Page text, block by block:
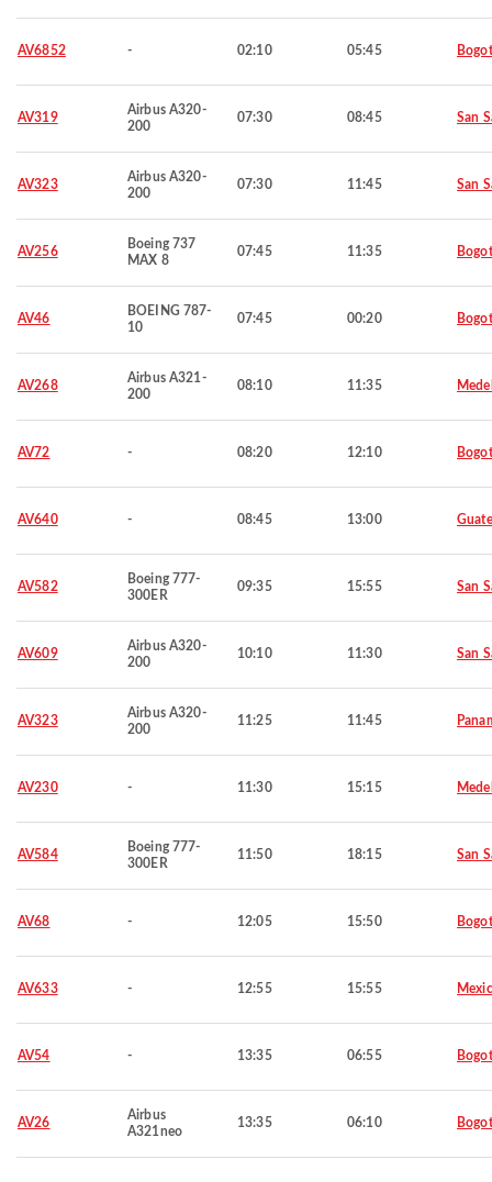
AV6852 - 02:10 05:45
AV319
Airbus A320-
200
07:30 08:45 San
AV323
Airbus A320-
200
07:30 11:45 San
AV256
Boeing 737
MAX 8
07:45 11:35
AV46
BOEING 787-
10
07:45 00:20
AV268
Airbus A321-
200
08:10 11:35
AV72 - 08:20 12:10
AV640 - 08:45 13:00
AV582
Boeing 777-
300ER
09:35 15:55 San
AV609
Airbus A320-
200
10:10 11:30 San
AV323
Airbus A320-
200
11:25 11:45
AV230 - 11:30 15:15
AV584
Boeing 777-
300ER
11:50 18:15 San
AV68 - 12:05 15:50
AV633 - 12:55 15:55
AV54 - 13:35 06:55
AV26
Airbus
A321neo
13:35 06:10